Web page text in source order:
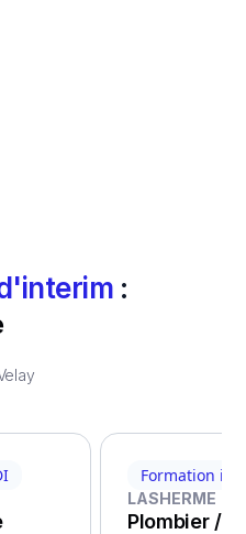
:
Formation
LASHERME
Plombier /